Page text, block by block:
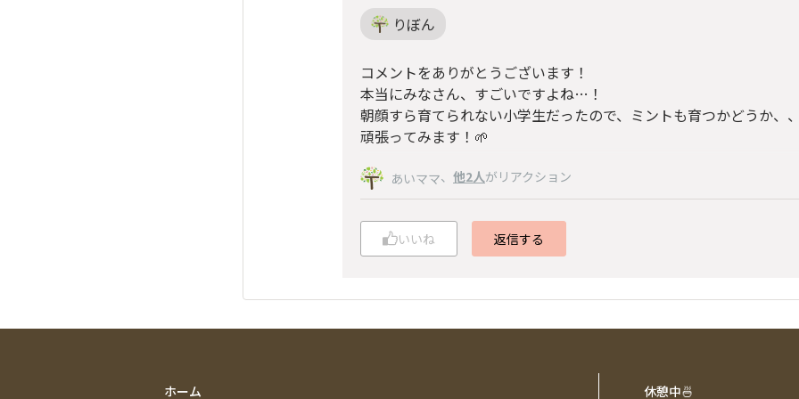
りぼん
コメントをありがとうございます！
本当にみなさん、すごいですよね…！
朝顔すら育てられない小学生だったので、ミントも育つかどうか、
頑張ってみます！🌱
あいママ、 他2人がリアクション
いいね 返信する
ホーム 休憩中🍜